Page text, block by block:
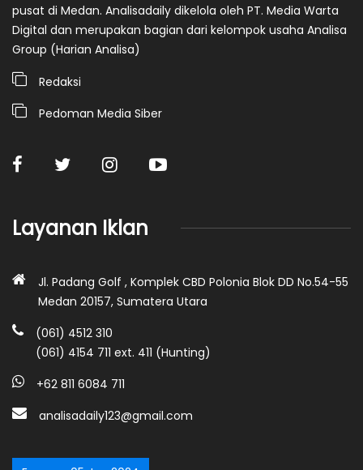
pusat di Medan. Analisadaily dikelola oleh PT. Media Warta
Digital dan merupakan bagian dari kelompok usaha Analisa
Group (Harian Analisa)
Redaksi
Pedoman Media Siber
Layanan Iklan
Jl. Padang Golf , Komplek CBD Polonia Blok DD No.54-55
Medan 20157, Sumatera Utara
(061) 4512 310
(061) 4154 711 ext. 411 (Hunting)
+62 811 6084 711
analisadaily123@gmail.com